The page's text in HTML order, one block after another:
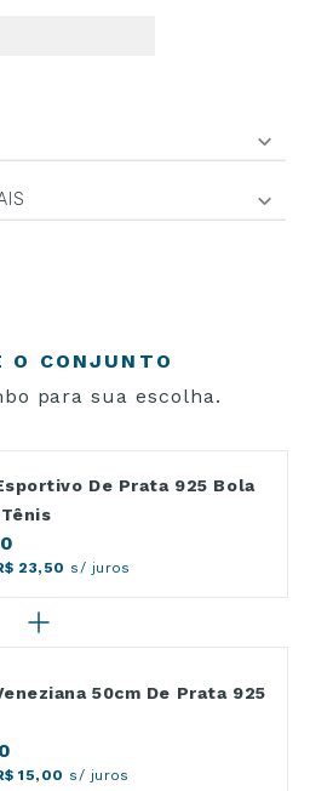
O CONJUNTO
para sua escolha.
De Prata 925 Bola
23,50 s/ juros
50cm De Prata 925
15,00 s/ juros